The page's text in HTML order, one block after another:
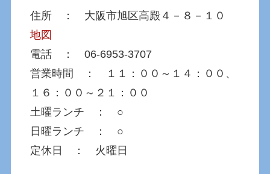
住所 ： 大阪市旭区高殿４－８－１０
地図
電話 ： 06-6953-3707
営業時間 ： １１：００～１４：００、
１６：００～２１：００
土曜ランチ ： ○
日曜ランチ ： ○
定休日 ： 火曜日